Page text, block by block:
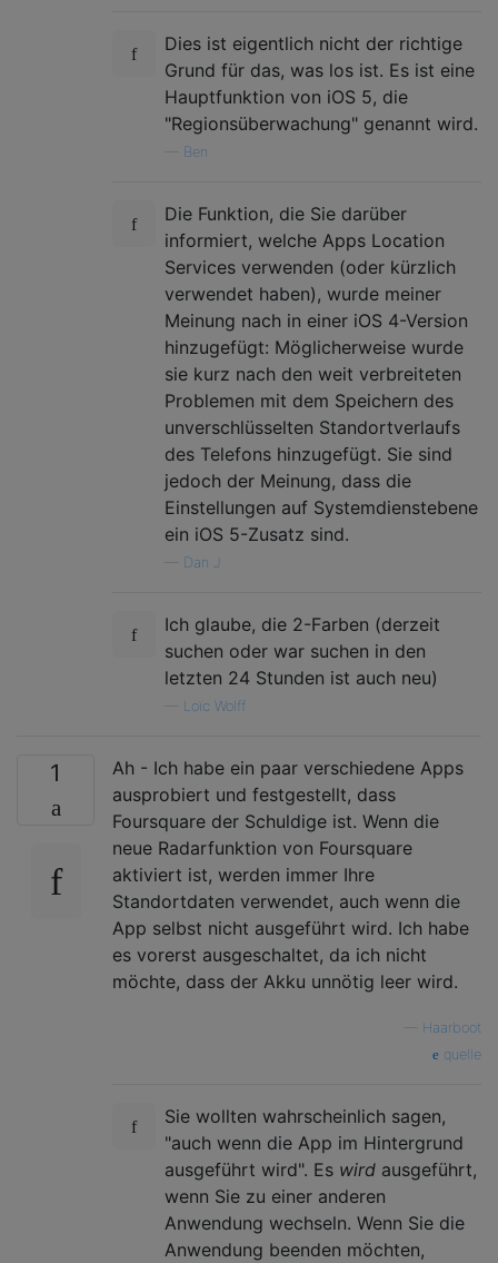
Dies ist eigentlich nicht der richtige
Grund für das, was los ist. Es ist eine
Hauptfunktion von iOS 5, die
"Regionsüberwachung" genannt wird.
Ben
Die Funktion, die Sie darüber
informiert, welche Apps Location
Services verwenden (oder kürzlich
verwendet haben), wurde meiner
Meinung nach in einer iOS 4-Version
hinzugefügt: Möglicherweise wurde
sie kurz nach den weit verbreiteten
Problemen mit dem Speichern des
unverschlüsselten Standortverlaufs
des Telefons hinzugefügt. Sie sind
jedoch der Meinung, dass die
Einstellungen auf Systemdienstebene
ein iOS 5-Zusatz sind.
Dan J
Ich glaube, die 2-Farben (derzeit
suchen oder war suchen in den
letzten 24 Stunden ist auch neu)
Loïc Wolff
1
Ah - Ich habe ein paar verschiedene Apps
ausprobiert und festgestellt, dass
Foursquare der Schuldige ist. Wenn die
neue Radarfunktion von Foursquare
aktiviert ist, werden immer Ihre
Standortdaten verwendet, auch wenn die
App selbst nicht ausgeführt wird. Ich habe
es vorerst ausgeschaltet, da ich nicht
möchte, dass der Akku unnötig leer wird.
Haarboot
quelle
Sie wollten wahrscheinlich sagen,
"auch wenn die App im Hintergrund
ausgeführt wird". Es wird ausgeführt,
wenn Sie zu einer anderen
Anwendung wechseln. Wenn Sie die
Anwendung beenden möchten,